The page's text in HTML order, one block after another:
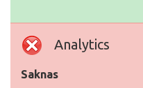
Analytics
Saknas